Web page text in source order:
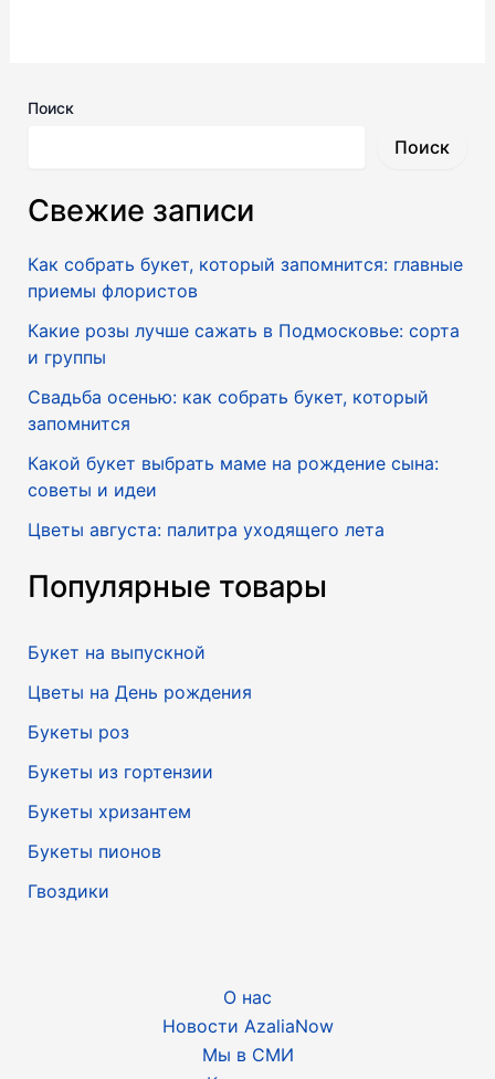
Поиск
Поиск
Свежие записи
Как собрать букет, который запомнится: главные
приемы флористов
Какие розы лучше сажать в Подмосковье: сорта
и группы
Свадьба осенью: как собрать букет, который
запомнится
Какой букет выбрать маме на рождение сына:
советы и идеи
Цветы августа: палитра уходящего лета
Популярные товары
Букет на выпускной
Цветы на День рождения
Букеты роз
Букеты из гортензии
Букеты хризантем
Букеты пионов
Гвоздики
О нас
Новости AzaliaNow
Мы в СМИ